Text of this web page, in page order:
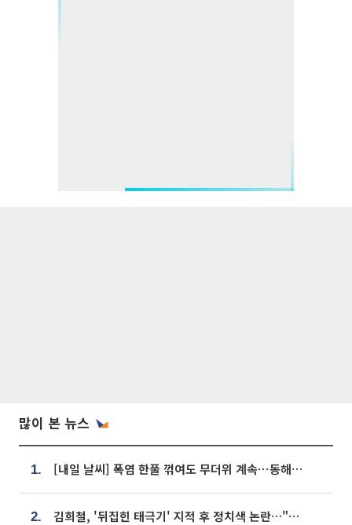
많이 본 뉴스
1. [내일 날씨] 폭염 한풀 꺾여도 무더위 계속⋯동해안 이틀 연속 비
2. 김희철, '뒤집힌 태극기' 지적 후 정치색 논란…"좌우 떠나 우리나라 국기"